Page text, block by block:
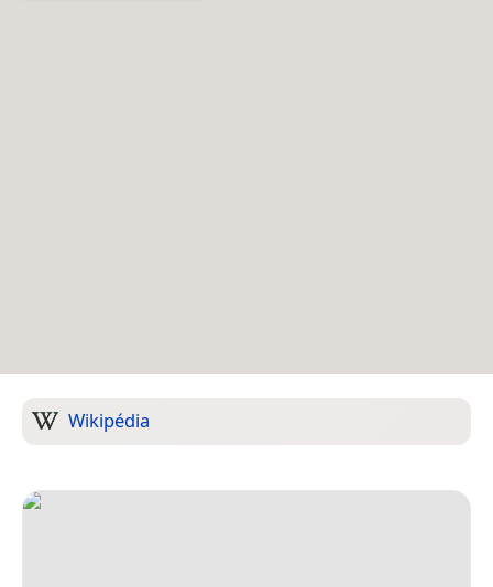
Wikipédia